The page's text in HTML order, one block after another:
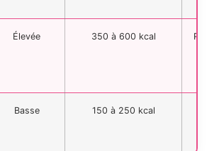
Élevée 350 à 600 kcal
Basse 150 à 250 kcal